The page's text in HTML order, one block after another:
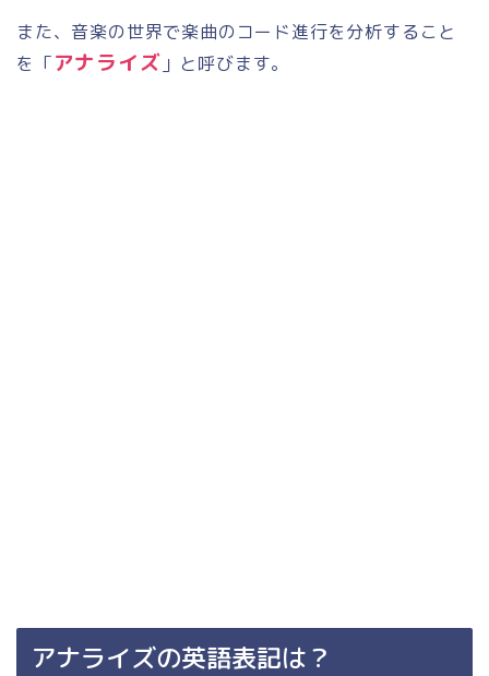
また、音楽の世界で楽曲のコード進行を分析すること
を「アナライズ 」と呼びます。
アナライズの英語表記は？